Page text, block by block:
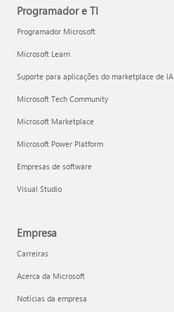
Programador e TI
Programador Microsoft
Microsoft Learn
Suporte para aplicações do marketplace de IA
Microsoft Tech Community
Microsoft Marketplace
Microsoft Power Platform
Empresas de software
Visual Studio
Empresa
Carreiras
Acerca da Microsoft
Notícias da empresa